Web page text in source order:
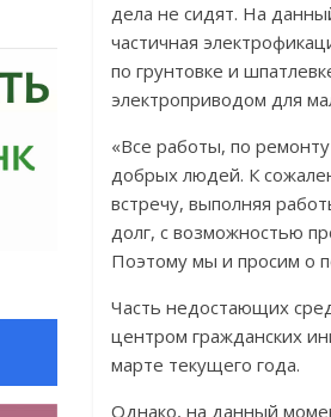
дела не сидят. На
частичная
по грунтовке и
электроприводом для
«Все работы, по
добрых людей. К
встречу, выполняя
долг, с возможностью
Поэтому мы и просим о
Часть недостающих
центром гражданских
марте текущего года.
Однако, на данный